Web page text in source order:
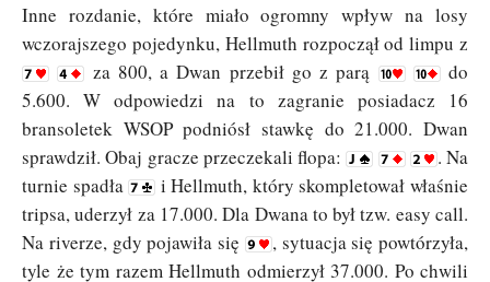
Inne rozdanie, które miało ogromny wpływ na losy
wczorajszego pojedynku, Hellmuth rozpoczął od limpu z
za 800, a Dwan przebił go z parą
do
5.600. W odpowiedzi na to zagranie posiadacz 16
bransoletek WSOP podniósł stawkę do 21.000. Dwan
sprawdził. Obaj gracze przeczekali flopa:
. Na
turnie spadła
i Hellmuth, który skompletował właśnie
tripsa, uderzył za 17.000. Dla Dwana to był tzw. easy call.
Na riverze, gdy pojawiła się
, sytuacja się powtórzyła,
tyle że tym razem Hellmuth odmierzył 37.000. Po chwili